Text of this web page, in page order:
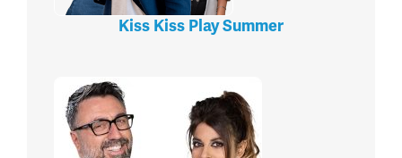
Kiss Kiss Play Summer